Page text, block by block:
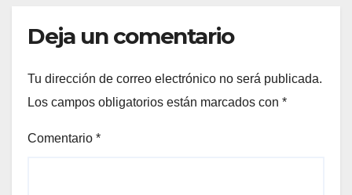
Deja un comentario
Tu dirección de correo electrónico no será publicada.
Los campos obligatorios están marcados con *
Comentario *